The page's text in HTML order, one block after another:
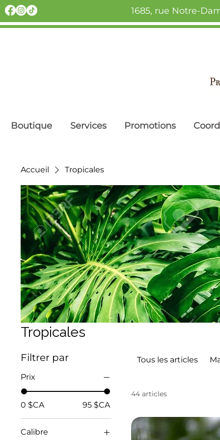
1685, rue Notre-
Boutique Services Promotions
Accueil Tropicales
Tropicales
Filtrer par
Prix
0 $CA 95 $CA
Calibre
Tous les articles
44 articles